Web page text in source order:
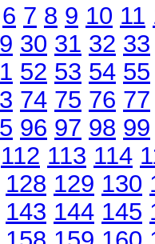
6 7 8 9 10 11
30 31 32 33
52 53 54 55
74 75 76 77
96 97 98 99
112 113 114
128 129 130
143 144 145